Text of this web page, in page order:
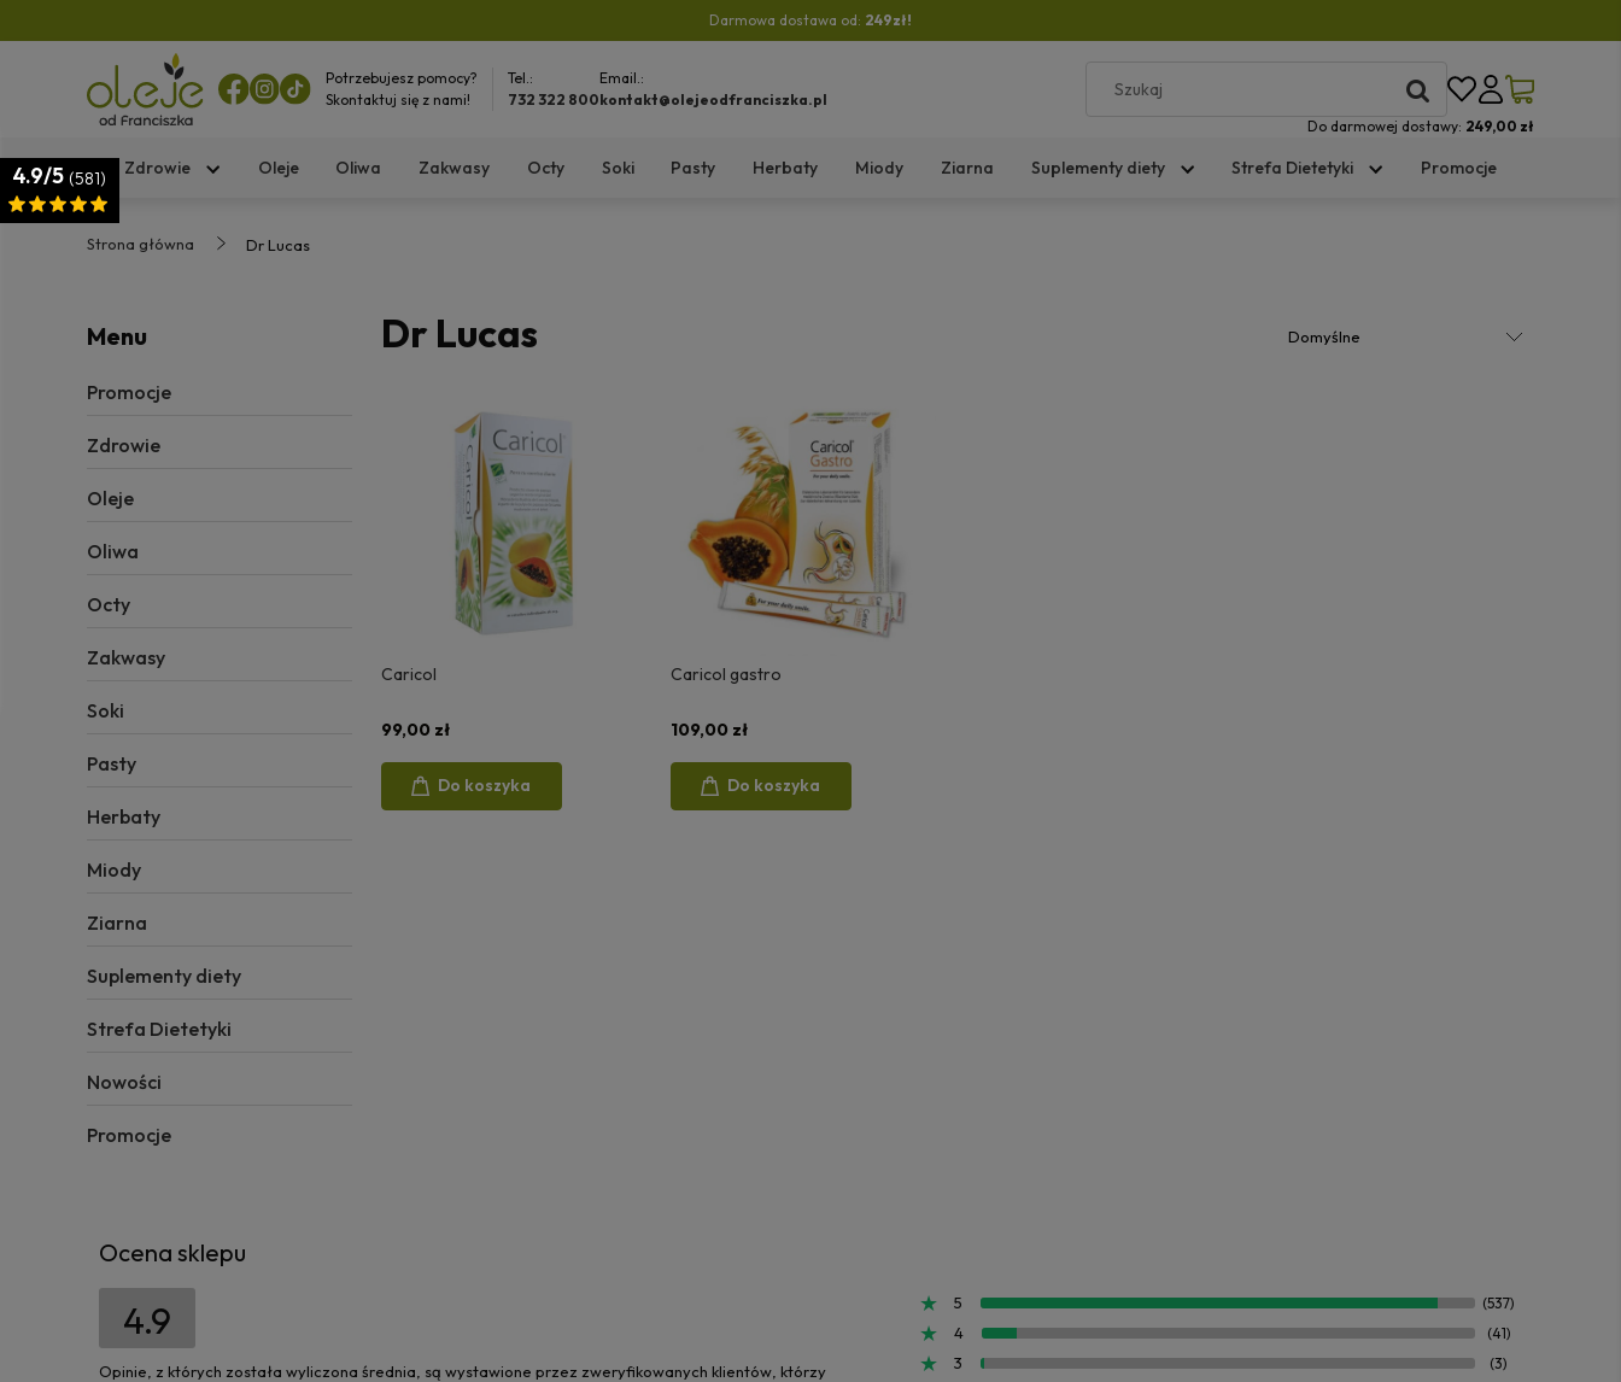
Darmowa dostawa od: 249zł!
Potrzebujesz pomocy?
Skontaktuj się z nami!
Tel.:
732 322 800
Email.:
kontakt@olejeodfranciszka.pl
Do darmowej dostawy: 249,00 zł
Zdrowie Oleje Oliwa Zakwasy Octy Soki Pasty Herbaty Miody Ziarna Suplementy diety Strefa Dietetyki Promocje
Strona główna Dr Lucas
Menu
Promocje
Zdrowie
Oleje
Oliwa
Octy
Zakwasy
Soki
Pasty
Herbaty
Miody
Ziarna
Suplementy diety
Strefa Dietetyki
Nowości
Promocje
Dr Lucas
Caricol
99,00 zł
Do koszyka
Caricol gastro
109,00 zł
Do koszyka
Ocena sklepu
4.9
Opinie, z których została wyliczona średnia, są wystawione przez zweryfikowanych klientów, którzy
5 (537)
4 (41)
3 (3)
4.9/5 (581)